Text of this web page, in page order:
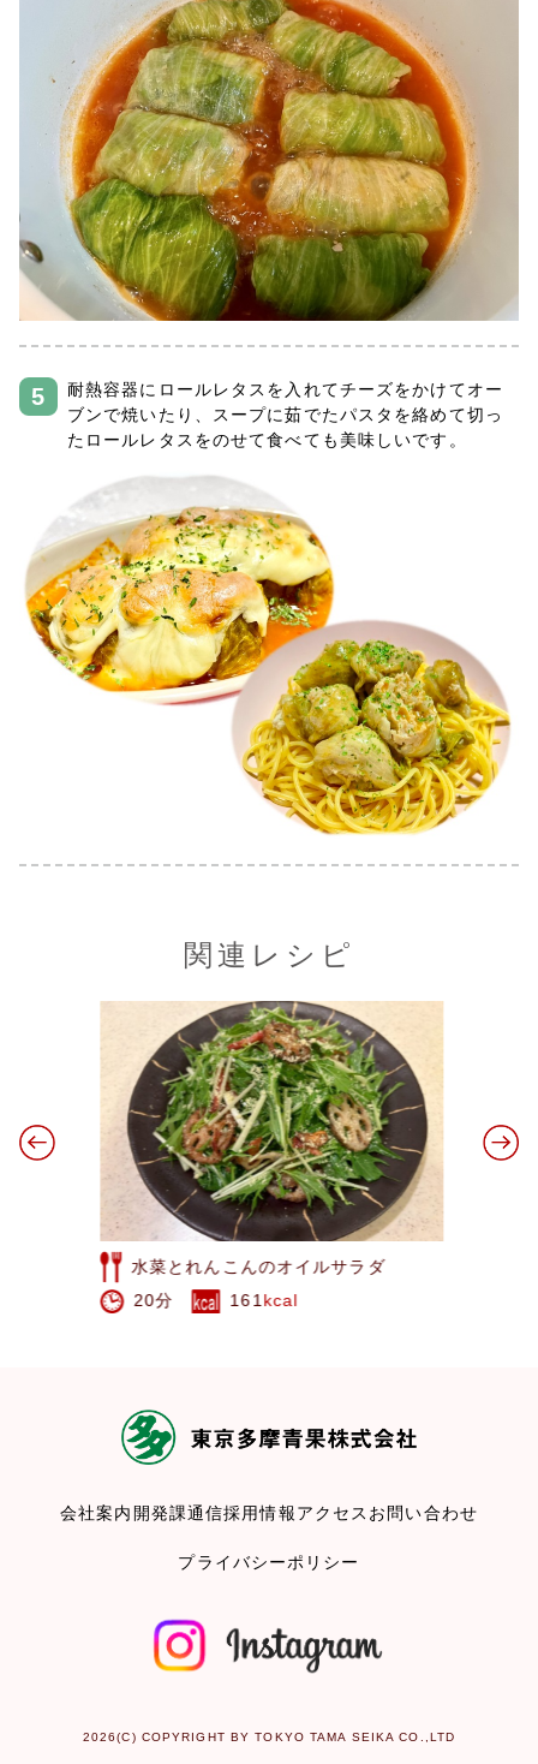
耐熱容器にロールレタスを入れてチーズをかけてオー
ブンで焼いたり、スープに茹でたパスタを絡めて切っ
たロールレタスをのせて食べても美味しいです。
関連レシピ
水菜とれんこんのオイルサラダ
20分
161kcal
会社案内 開発課通信採用情報アクセス お問い合わせ
プライバシーポリシー
2026(C) COPYRIGHT BY TOKYO TAMA SEIKA CO.,LTD